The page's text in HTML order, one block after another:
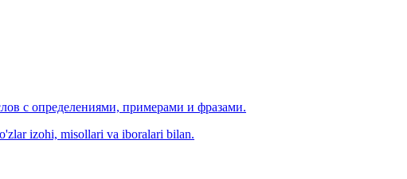
с определениями, примерами и фразами.
izohi, misollari va iboralari bilan.